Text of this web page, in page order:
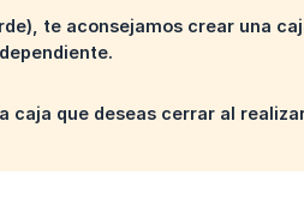
te aconsejamos crear una
caja que deseas cerrar al